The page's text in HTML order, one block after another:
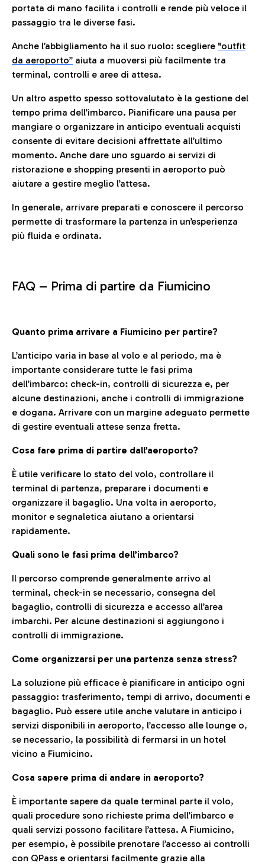
portata di mano facilita i controlli e rende più veloce il
passaggio tra le diverse fasi.
Anche l’abbigliamento ha il suo ruolo: scegliere "outfit
da aeroporto” aiuta a muoversi più facilmente tra
terminal, controlli e aree di attesa.
Un altro aspetto spesso sottovalutato è la gestione del
tempo prima dell’imbarco. Pianificare una pausa per
mangiare o organizzare in anticipo eventuali acquisti
consente di evitare decisioni affrettate all’ultimo
momento. Anche dare uno sguardo ai servizi di
ristorazione e shopping presenti in aeroporto può
aiutare a gestire meglio l’attesa.
In generale, arrivare preparati e conoscere il percorso
permette di trasformare la partenza in un’esperienza
più fluida e ordinata.
FAQ – Prima di partire da Fiumicino
Quanto prima arrivare a Fiumicino per partire?
L’anticipo varia in base al volo e al periodo, ma è
importante considerare tutte le fasi prima
dell’imbarco: check-in, controlli di sicurezza e, per
alcune destinazioni, anche i controlli di immigrazione
e dogana. Arrivare con un margine adeguato permette
di gestire eventuali attese senza fretta.
Cosa fare prima di partire dall’aeroporto?
È utile verificare lo stato del volo, controllare il
terminal di partenza, preparare i documenti e
organizzare il bagaglio. Una volta in aeroporto,
monitor e segnaletica aiutano a orientarsi
rapidamente.
Quali sono le fasi prima dell’imbarco?
Il percorso comprende generalmente arrivo al
terminal, check-in se necessario, consegna del
bagaglio, controlli di sicurezza e accesso all’area
imbarchi. Per alcune destinazioni si aggiungono i
controlli di immigrazione.
Come organizzarsi per una partenza senza stress?
La soluzione più efficace è pianificare in anticipo ogni
passaggio: trasferimento, tempi di arrivo, documenti e
bagaglio. Può essere utile anche valutare in anticipo i
servizi disponibili in aeroporto, l’accesso alle lounge o,
se necessario, la possibilità di fermarsi in un hotel
vicino a Fiumicino.
Cosa sapere prima di andare in aeroporto?
È importante sapere da quale terminal parte il volo,
quali procedure sono richieste prima dell’imbarco e
quali servizi possono facilitare l’attesa. A Fiumicino,
per esempio, è possibile prenotare l’accesso ai controlli
con QPass e orientarsi facilmente grazie alla